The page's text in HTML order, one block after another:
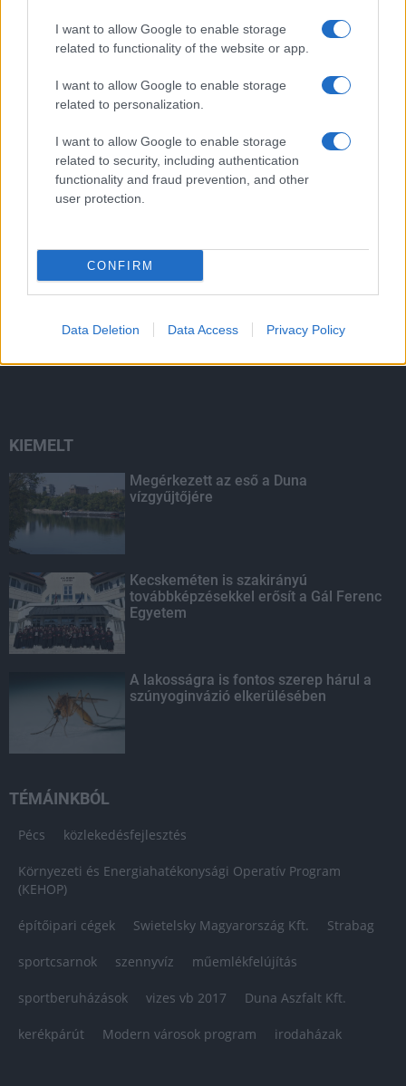
I want to allow Google to enable storage
related to functionality of the website or app.
I want to allow Google to enable storage
related to personalization.
I want to allow Google to enable storage
related to security, including authentication
functionality and fraud prevention, and other
user protection.
CONFIRM
Data Deletion Data Access Privacy Policy
LEGOLVASOTTABB
foci-Eb jegyeire
A közgyűlés kiáll a Dráva védelme
KIEMELT
Megérkezett az eső a Duna
vízgyűjtőjére
Kecskeméten is szakirányú
továbbképzésekkel erősít a Gál Ferenc
Egyetem
A lakosságra is fontos szerep hárul a
szúnyoginvázió elkerülésében
TÉMÁINKBÓL
Pécs közlekedésfejlesztés
Környezeti és Energiahatékonysági Operatív Program
(KEHOP)
építőipari cégek Swietelsky Magyarország Kft. Strabag
sportcsarnok szennyvíz műemlékfelújítás
sportberuházások vizes vb 2017 Duna Aszfalt Kft.
kerékpárút Modern városok program irodaházak